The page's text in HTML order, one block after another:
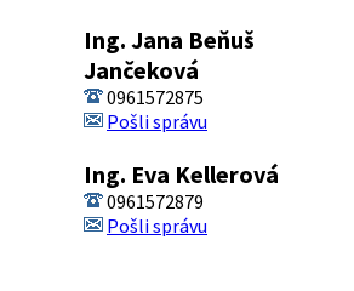
Ing. Jana Beňuš
Jančeková
0961572875
Pošli správu
Ing. Eva Kellerová
0961572879
Pošli správu